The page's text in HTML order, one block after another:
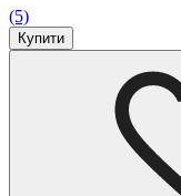
(5)
Купити